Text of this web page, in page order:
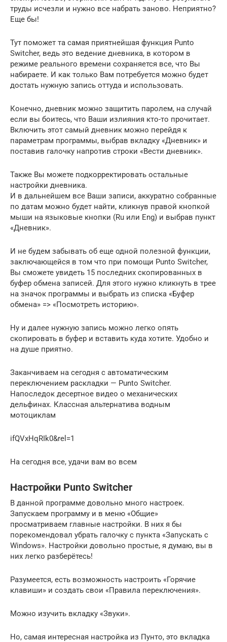
труды исчезли и нужно все набрать заново. Неприятно?
Еще бы!
Тут поможет та самая приятнейшая функция Punto
Switcher, ведь это ведение дневника, в котором в
режиме реального времени сохраняется все, что Вы
набираете. И как только Вам потребуется можно будет
достать нужную запись оттуда и использовать.
Конечно, дневник можно защитить паролем, на случай
если вы боитесь, что Ваши излияния кто-то прочитает.
Включить этот самый дневник можно перейдя к
параметрам программы, выбрав вкладку «Дневник» и
поставив галочку напротив строки «Вести дневник».
Также Вы можете подкорректировать остальные
настройки дневника.
И в дальнейшем все Ваши записи, аккуратно собранные
по датам можно будет найти, кликнув правой кнопкой
мыши на языковые кнопки (Ru или Eng) и выбрав пункт
«Дневник».
И не будем забывать об еще одной полезной функции,
заключающейся в том что при помощи Punto Switcher,
Вы сможете увидеть 15 последних скопированных в
буфер обмена записей. Для этого нужно кликнуть в трее
на значок программы и выбрать из списка «Буфер
обмена» => «Посмотреть историю».
Ну и далее нужную запись можно легко опять
скопировать в буфер и вставить куда хотите. Удобно и
на душе приятно.
Заканчиваем на сегодня с автоматическим
переключением раскладки — Punto Switcher.
Напоследок десертное видео о механических
дельфинах. Классная альтернатива водным
мотоциклам
ifQVxHqRIk0&rel=1
На сегодня все, удачи вам во всем
Настройки Punto Switcher
В данной программе довольно много настроек.
Запускаем программу и в меню «Общие»
просматриваем главные настройки. В них я бы
порекомендовал убрать галочку с пункта «Запускать с
Windows». Настройки довольно простые, я думаю, вы в
них легко разберётесь!
Разумеется, есть возможность настроить «Горячие
клавиши» и создать свои «Правила переключения».
Можно изучить вкладку «Звуки».
Но, самая интересная настройка из Пунто, это вкладка